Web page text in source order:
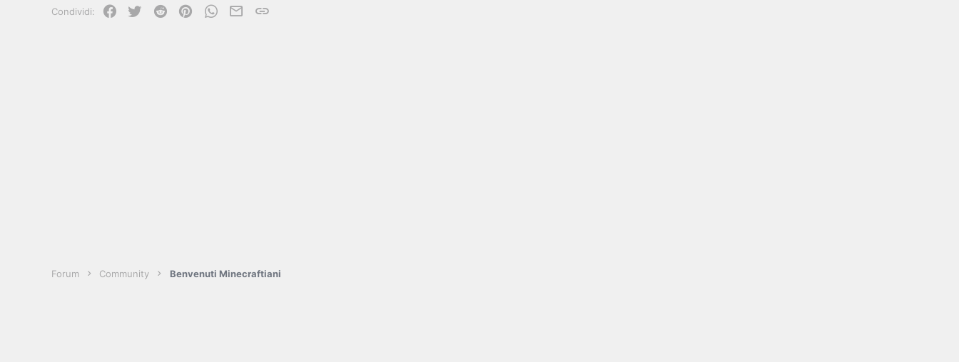
Condividi: Facebook
Twitter Reddit PinterestWhatsApp
e-mailLink
Forum Community Benvenuti Minecraftiani